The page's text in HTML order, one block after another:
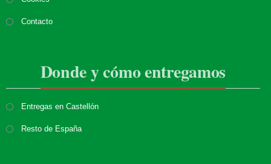
Contacto
Donde y cómo entregamos
Entregas en Castellón
Resto de España